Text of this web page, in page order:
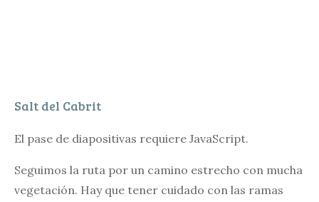
Salt del Cabrit
El pase de diapositivas requiere JavaScript.
Seguimos la ruta por un camino estrecho con mucha
vegetación. Hay que tener cuidado con las ramas